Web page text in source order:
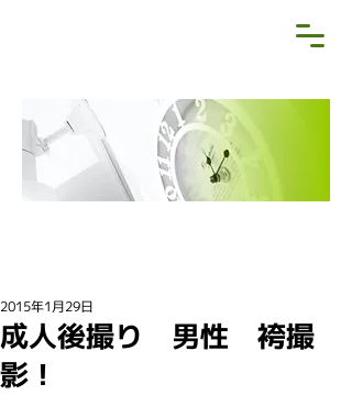
成人後撮り 男性 袴撮
影！
2015年1月29日